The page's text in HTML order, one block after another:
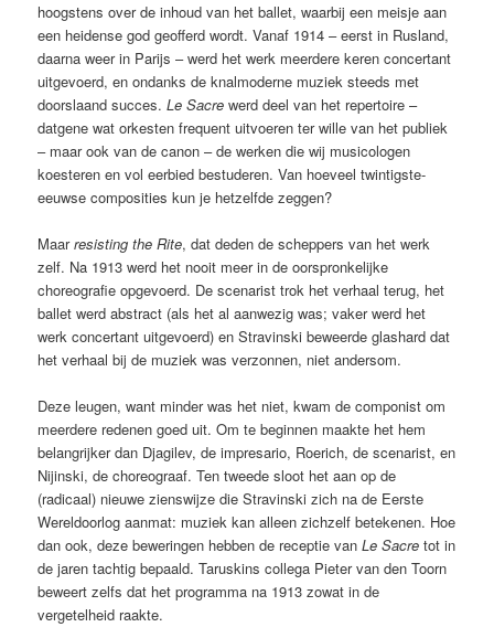
hoogstens over de inhoud van het ballet, waarbij een meisje aan
een heidense god geofferd wordt. Vanaf 1914 – eerst in Rusland,
daarna weer in Parijs – werd het werk meerdere keren concertant
uitgevoerd, en ondanks de knalmoderne muziek steeds met
doorslaand succes.Le Sacre werd deel van het repertoire –
datgene wat orkesten frequent uitvoeren ter wille van het publiek
– maar ook van de canon – de werken die wij musicologen
koesteren en vol eerbied bestuderen. Van hoeveel twintigste-
eeuwse composities kun je hetzelfde zeggen?
Maarresisting the Rite, dat deden de scheppers van het werk
zelf. Na 1913 werd het nooit meer in de oorspronkelijke
choreografie opgevoerd. De scenarist trok het verhaal terug, het
ballet werd abstract (als het al aanwezig was; vaker werd het
werk concertant uitgevoerd) en Stravinski beweerde glashard dat
het verhaal bij de muziek was verzonnen, niet andersom.
Deze leugen, want minder was het niet, kwam de componist om
meerdere redenen goed uit. Om te beginnen maakte het hem
belangrijker dan Djagilev, de impresario, Roerich, de scenarist, en
Nijinski, de choreograaf. Ten tweede sloot het aan op de
(radicaal) nieuwe zienswijze die Stravinski zich na de Eerste
Wereldoorlog aanmat: muziek kan alleen zichzelf betekenen. Hoe
dan ook, deze beweringen hebben de receptie vanLe Sacre tot in
de jaren tachtig bepaald. Taruskins collega Pieter van den Toorn
beweert zelfs dat het programma na 1913 zowat in de
vergetelheid raakte.